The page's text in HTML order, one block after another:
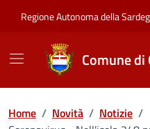
Regione Autonoma della
Comune
Home / Novità / Notizie /